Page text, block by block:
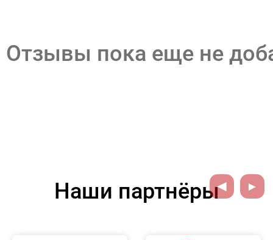
Отзывы пока еще не
Наши партнёры